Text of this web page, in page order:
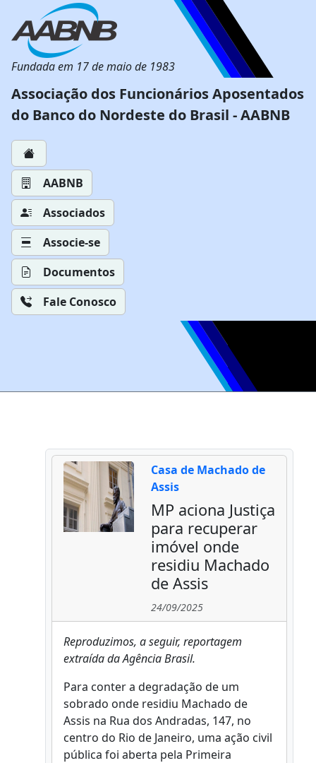
Fundada em 17 de maio de 1983
Associação dos Funcionários Aposentados
do Banco do Nordeste do Brasil - AABNB
AABNB
Associados
Associe-se
Documentos
Fale Conosco
Casa de Machado de
Assis
MP aciona Justiça
para recuperar
imóvel onde
residiu Machado
de Assis
24/09/2025
Reproduzimos, a seguir, reportagem
extraída da Agência Brasil.
Para conter a degradação de um
sobrado onde residiu Machado de
Assis na Rua dos Andradas, 147, no
centro do Rio de Janeiro, uma ação civil
pública foi aberta pela Primeira